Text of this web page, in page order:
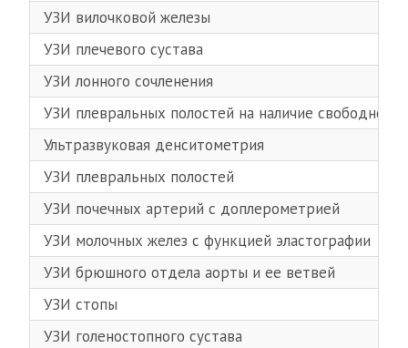
УЗИ вилочковой железы
УЗИ плечевого сустава
УЗИ лонного сочленения
УЗИ плевральных полостей на наличие свободной
Ультразвуковая денситометрия
УЗИ плевральных полостей
УЗИ почечных артерий с доплерометрией
УЗИ молочных желез с функцией эластографии
УЗИ брюшного отдела аорты и ее ветвей
УЗИ стопы
УЗИ голеностопного сустава